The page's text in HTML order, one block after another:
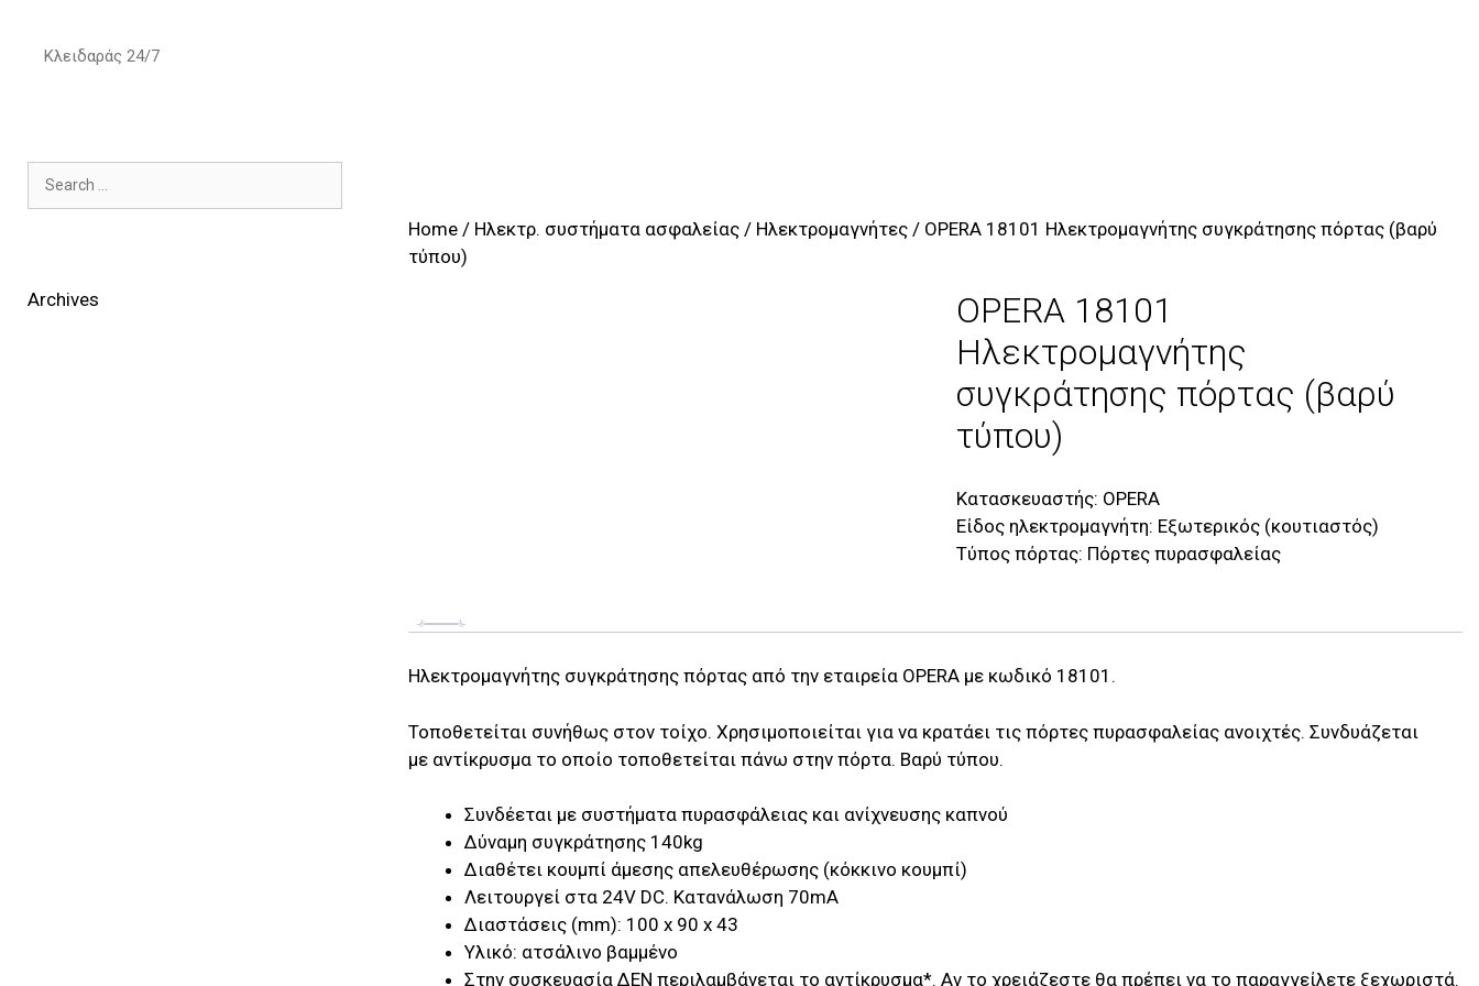
contentΚλειδαράς 24/7
Home / Hλεκτρ. συστήματα ασφαλείας / Ηλεκτρομαγνήτες / OPERA 18101 Ηλεκτρομαγνήτης συγκράτησης πόρτας (βαρύ
τύπου)
OPERA 18101
Ηλεκτρομαγνήτης
συγκράτησης πόρτας (βαρύ
τύπου)
Κατασκευαστής: OPERA
Είδος ηλεκτρομαγνήτη: Εξωτερικός (κουτιαστός)
Τύπος πόρτας: Πόρτες πυρασφαλείας
Hλεκτρομαγνήτης συγκράτησης πόρτας από την εταιρεία OPERA με κωδικό 18101.
Τοποθετείται συνήθως στον τοίχο. Χρησιμοποιείται για να κρατάει τις πόρτες πυρασφαλείας ανοιχτές. Συνδυάζεται
με αντίκρυσμα το οποίο τοποθετείται πάνω στην πόρτα. Βαρύ τύπου.
Συνδέεται με συστήματα πυρασφάλειας και ανίχνευσης καπνού
Δύναμη συγκράτησης 140kg
Διαθέτει κουμπί άμεσης απελευθέρωσης (κόκκινο κουμπί)
Λειτουργεί στα 24V DC. Κατανάλωση 70mA
Διαστάσεις (mm): 100 x 90 x 43
Υλικό: ατσάλινο βαμμένο
Στην συσκευασία ΔΕΝ περιλαμβάνεται το αντίκρυσμα*. Αν το χρειάζεστε θα πρέπει να το παραγγείλετε ξεχωριστά.
for:
Archives